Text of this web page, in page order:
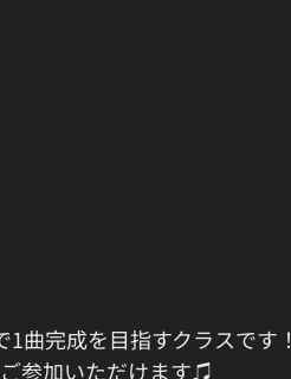
曲完成を目指すクラスです！
参加いただけます♫